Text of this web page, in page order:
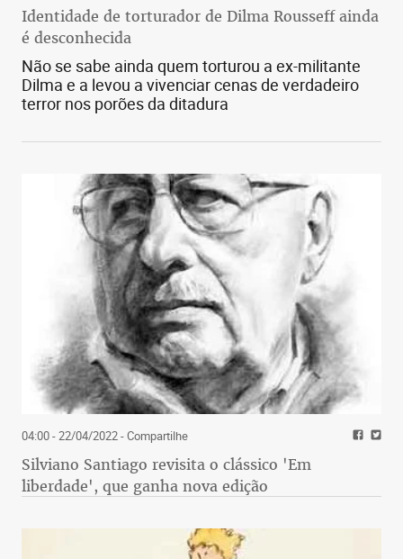
Identidade de torturador de Dilma Rousseff ainda
é desconhecida
Não se sabe ainda quem torturou a ex-militante
Dilma e a levou a vivenciar cenas de verdadeiro
terror nos porões da ditadura
04:00 - 22/04/2022- Compartilhe
Silviano Santiago revisita o clássico 'Em
liberdade', que ganha nova edição